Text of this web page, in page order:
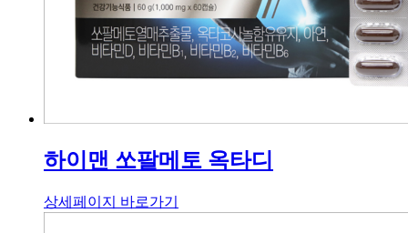
하이맨 쏘팔메토 옥타디
상세페이지 바로가기